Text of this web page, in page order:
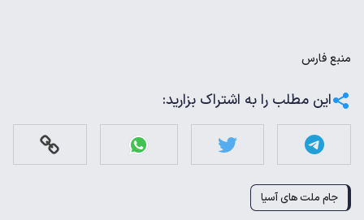
منبعفارس
این مطلب را به اشتراک بزارید:
جام ملت های آسیا